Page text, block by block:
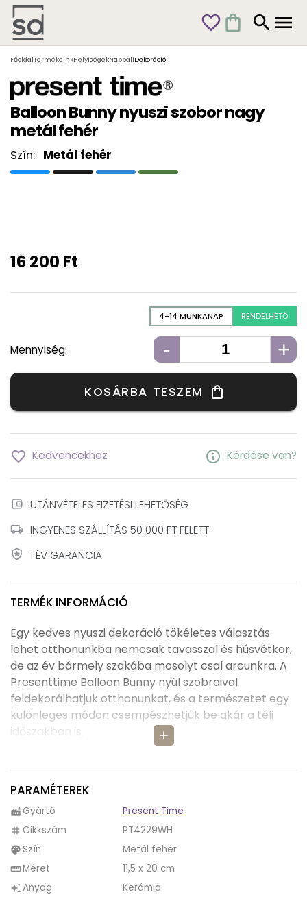
favorite_outline shopping_bag search menu
FőoldalTermékeinkHelyiségekNappaliDekoráció
Balloon Bunny nyuszi szobor nagy
metál fehér
16 200 Ft
Szín: Metál fehér
4-14 MUNKANAP RENDELHETŐ
Mennyiség: - +
KOSÁRBA TESZEM shopping_bag
favorite_border Kedvencekhez info Kérdése van?
account_balance_wallet UTÁNVÉTELES FIZETÉSI LEHETŐSÉG
local_shipping INGYENES SZÁLLÍTÁS 50 000 FT FELETT
local_police 1 ÉV GARANCIA
TERMÉK INFORMÁCIÓ
add
Egy kedves nyuszi dekoráció tökéletes választás
lehet otthonunkba nemcsak tavasszal és húsvétkor,
de az év bármely szakába mosolyt csal arcunkra. A
Presenttime Balloon Bunny nyúl szobraival
feldekorálhatjuk otthonunkat, és a természetet egy
különleges módon csempészhetjük be akár a téli
időszakban is.
dekoráció, hiszen gyakran a szerencse és
termékenység és megújulás szimbólumai. A metál
színű nyúl szobrokkal bármely helyiséget
feldekorálhatjuk, mely jól mutat akár önmagában, de
társaival együtt dekorálva még különlegesebb
hatást érhetünk el.
A Balloon Bunny nyúl szobrot elhelyezhetjük asztalon,
PARAMÉTEREK
factory Gyártó Present Time
tag Cikkszám PT4229WH
palette Szín Metál fehér
straightenMéret 11,5 x 20 cm
auto_awesomeAnyag Kerámia